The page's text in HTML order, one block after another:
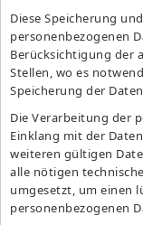
Diese Speicherung
personenbezogenen
Berücksichtigung der
Stellen, wo es
Speicherung der
Die Verarbeitung der
Einklang mit der
weiteren gültigen
alle nötigen
umgesetzt, um einen
personenbezogenen